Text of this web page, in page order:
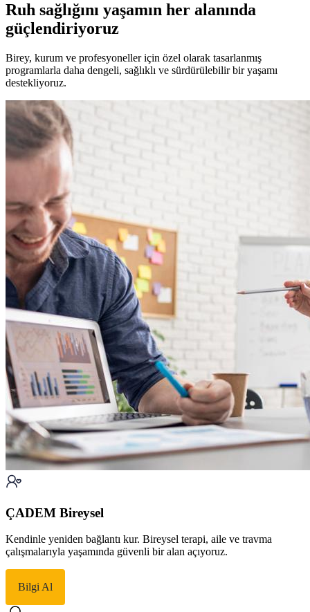
Ruh sağlığını yaşamın her alanında
güçlendiriyoruz
Birey, kurum ve profesyoneller için özel olarak tasarlanmış
programlarla daha dengeli, sağlıklı ve sürdürülebilir bir yaşamı
destekliyoruz.
ÇADEM Bireysel
Kendinle yeniden bağlantı kur. Bireysel terapi, aile ve travma
çalışmalarıyla yaşamında güvenli bir alan açıyoruz.
Bilgi Al